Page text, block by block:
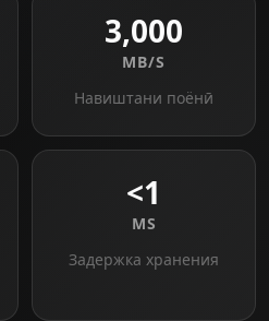
3,000
MB/S
Навиштани поёнӣ
<1
MS
Задержка хранения